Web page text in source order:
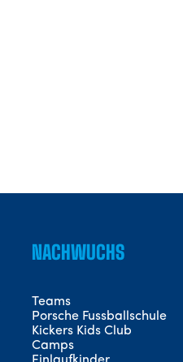
NACHWUCHS
Teams
Porsche Fussballschule
Kickers Kids Club
Camps